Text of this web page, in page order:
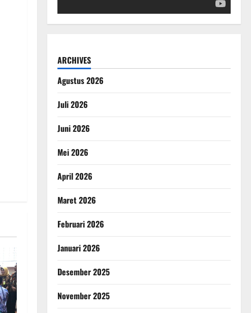
ARCHIVES
Agustus 2026
Juli 2026
Juni 2026
Mei 2026
April 2026
Maret 2026
Februari 2026
Januari 2026
Desember 2025
November 2025